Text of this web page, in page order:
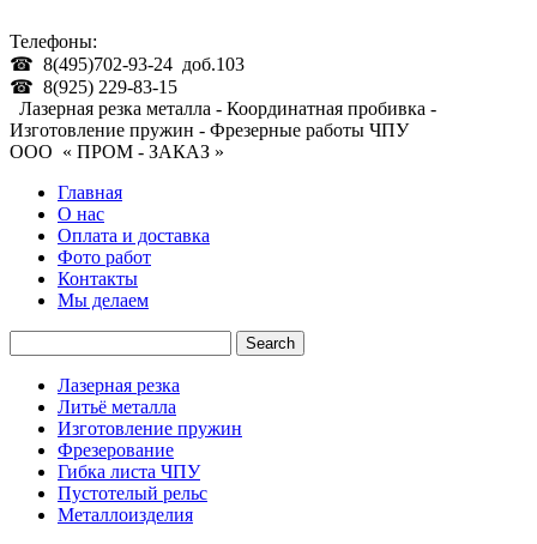
Телефоны:
☎ 8(495)702-93-24 доб.103
☎ 8(925) 229-83-15
Лазерная резка металла - Координатная пробивка -
Изготовление пружин - Фрезерные работы ЧПУ
ООО « ПРОМ - ЗАКАЗ »
Главная
О нас
Оплата и доставка
Фото работ
Контакты
Мы делаем
Лазерная резка
Литьё металла
Изготовление пружин
Фрезерование
Гибка листа ЧПУ
Пустотелый рельс
Металлоизделия